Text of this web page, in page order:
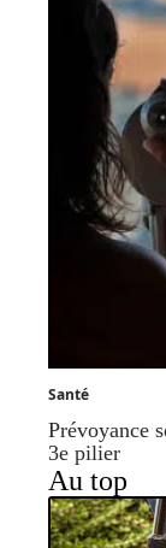
Santé
Prévoyance
3e pilier
Au top